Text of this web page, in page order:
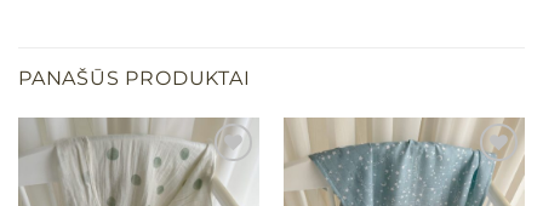
PANAŠŪS PRODUKTAI